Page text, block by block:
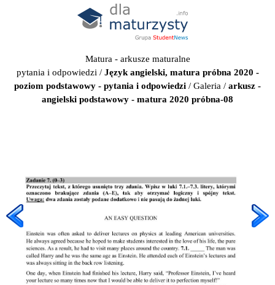
Matura - arkusze maturalne
pytania i odpowiedzi / Język angielski, matura próbna 2020 -
poziom podstawowy - pytania i odpowiedzi / Galeria / arkusz -
angielski podstawowy - matura 2020 próbna-08